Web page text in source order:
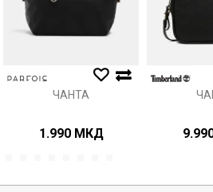
колку е 4 + 1 :
ЧАНТА
1.990 МКД